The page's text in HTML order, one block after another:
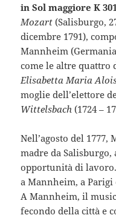
in Sol maggiore K
Mozart (Salisburgo,
dicembre 1791),
Mannheim
come le altre quattro
Elisabetta Maria
moglie dell’elettore
Wittelsbach (1724 –
Nell’agosto del
madre da
opportunità di
a Mannheim, a
A Mannheim, il
fecondo della città e